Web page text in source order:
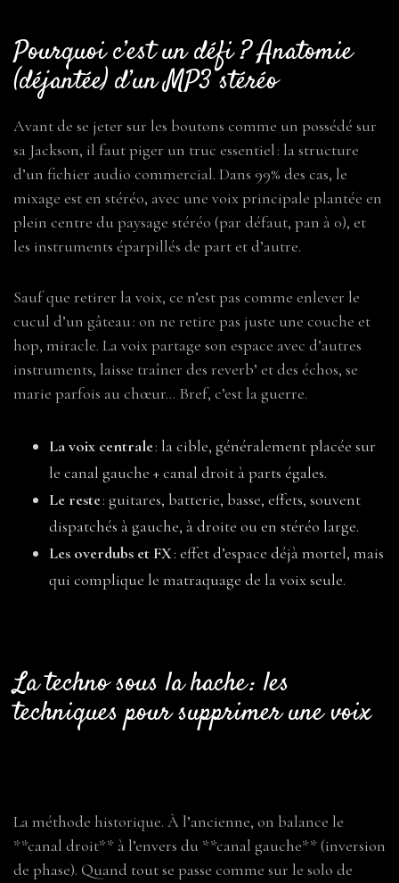
Pourquoi c’est un défi ? Anatomie
(déjantée) d’un MP3 stéréo
Avant de se jeter sur les boutons comme un possédé sur
sa Jackson, il faut piger un truc essentiel : la structure
d’un fichier audio commercial. Dans 99% des cas, le
mixage est en stéréo, avec une voix principale plantée en
plein centre du paysage stéréo (par défaut, pan à 0), et
les instruments éparpillés de part et d’autre.
Sauf que retirer la voix, ce n’est pas comme enlever le
cucul d’un gâteau : on ne retire pas juste une couche et
hop, miracle. La voix partage son espace avec d’autres
instruments, laisse traîner des reverb’ et des échos, se
marie parfois au chœur… Bref, c’est la guerre.
La voix centrale: la cible, généralement placée sur
le canal gauche + canal droit à parts égales.
Le reste: guitares, batterie, basse, effets, souvent
dispatchés à gauche, à droite ou en stéréo large.
Les overdubs et FX: effet d’espace déjà mortel, mais
qui complique le matraquage de la voix seule.
La techno sous la hache : les
techniques pour supprimer une voix
La méthode historique. À l’ancienne, on balance le
**canal droit** à l’envers du **canal gauche** (inversion
de phase). Quand tout se passe comme sur le solo de